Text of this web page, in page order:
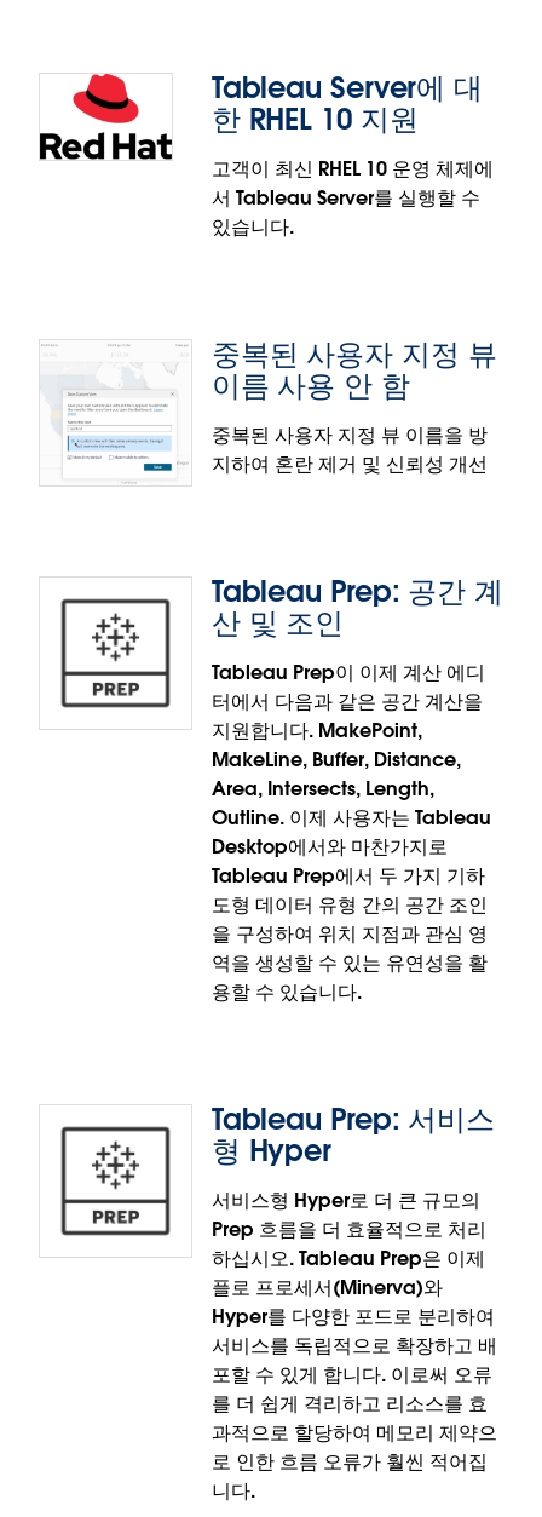
통해 Tableau가 단일 열에서 점, 선, 다각형을 동시에
시각화할 수 있으므로 따분한 데이터 준비 과정이 없어
집니다. 이는 복잡한 공간 데이터를 위한 '끌어 놓기' 솔
루션으로, 다른 보조 방법을 찾을 필요 없이 즉시 현실
에 아주 충실한 지도를 만들 수 있습니다.
추출을 위한 외부 키 관리
외부 키 관리를 사용하여 Tableau Cloud에서 데이터
추출의 보안을 강화하십시오. AWS KMS(키 관리 서비
스)와 직접 통합하여 데이터를 보호하는 암호화 키를
Tableau Server에 대
한 RHEL 10 지원
고객이 최신 RHEL 10 운영 체제에
서 Tableau Server를 실행할 수
있습니다.
Tableau Server에 대한 RHEL 10
지원
합법적이고 안전하게 최신 Red Hat Enterprise Linux
설치할 수 있습니다.
Tableau Server에 대한 RHEL 10 지원은 Tableau
Cloud에 정식 출시되었습니다.
중복된 사용자 지정 뷰
이름 사용 안 함
중복된 사용자 지정 뷰 이름을 방
지하여 혼란 제거 및 신뢰성 개선
중복된 사용자 지정 뷰 이름 사용 안 함
중복 이름 생성을 차단하고, 저장으로 기존 뷰를 덮어
쓰게 될 경우 명확한 인라인 알림을 제공하여 제품 신
뢰성을 강화하고 더욱 직관적인 사용자 지정 뷰 환경을
조성합니다. 이를 통해 특히 대규모 엔터프라이즈 환경
에서 알림 없이 발생하는 오류를 없애고 혼란을 방지할
중복된 사용자 지정 뷰 이름 사용 안 함 기능은
Tableau Cloud에 정식 출시되었습니다.
Tableau Prep: 공간 계
산 및 조인
Tableau Prep이 이제 계산 에디
터에서 다음과 같은 공간 계산을
지원합니다. MakePoint,
MakeLine, Buffer, Distance,
Area, Intersects, Length,
Outline. 이제 사용자는 Tableau
Desktop에서와 마찬가지로
Tableau Prep에서 두 가지 기하
도형 데이터 유형 간의 공간 조인
을 구성하여 위치 지점과 관심 영
역을 생성할 수 있는 유연성을 활
용할 수 있습니다.
Tableau Prep: 공간 계산 및 조
Tableau Prep이 이제 계산 에디터에서 다음과 같은 공
간 계산을 지원합니다. MakePoint, MakeLine, Buffer,
Distance, Area, Intersects, Length, Outline. 이제 사
용자는 Tableau Desktop에서와 마찬가지로 Tableau
Prep에서 두 가지 기하 도형 데이터 유형 간의 공간 조
인을 구성하여 위치 지점과 관심 영역을 생성할 수 있
는 유연성을 활용할 수 있습니다.
공간 계산 및 조인 기능은 Tableau Prep 및 Tableau
Cloud에 정식 출시되었습니다.
Tableau Prep: 서비스
형 Hyper
서비스형 Hyper로 더 큰 규모의
Prep 흐름을 더 효율적으로 처리
하십시오. Tableau Prep은 이제
플로 프로세서(Minerva)와
Hyper를 다양한 포드로 분리하여
서비스를 독립적으로 확장하고 배
포할 수 있게 합니다. 이로써 오류
를 더 쉽게 격리하고 리소스를 효
과적으로 할당하여 메모리 제약으
로 인한 흐름 오류가 훨씬 적어집
니다.